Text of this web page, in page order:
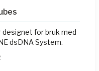
designet for bruk med
dsDNA System.